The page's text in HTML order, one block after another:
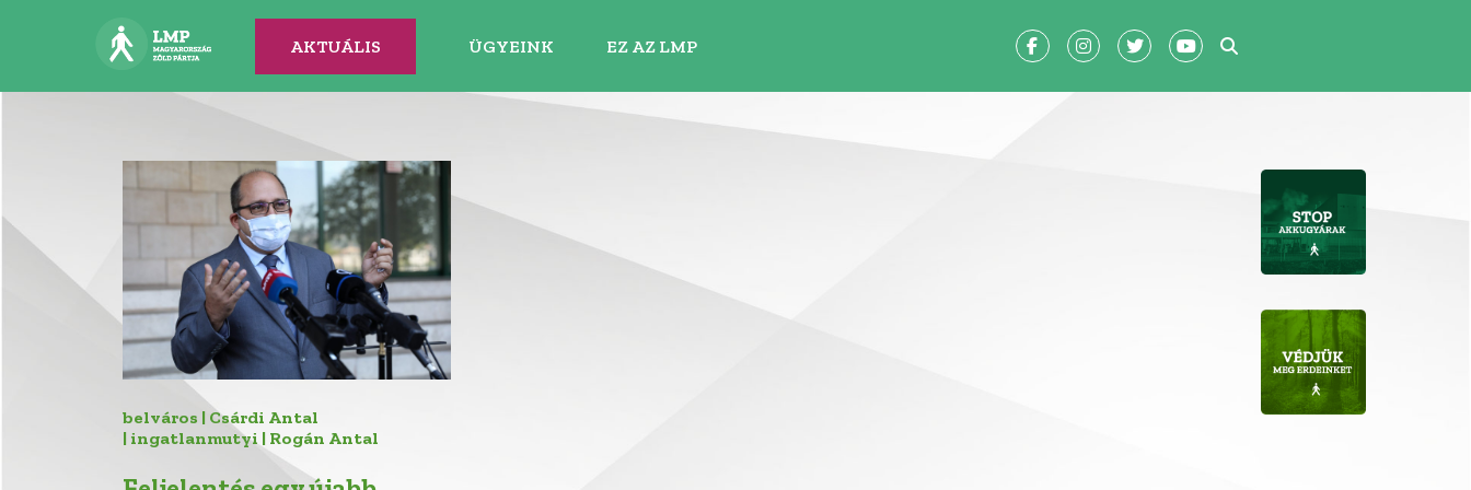
AKTUÁLIS ÜGYEINK EZ AZ LMP
belváros | Csárdi Antal
| ingatlanmutyi | Rogán Antal